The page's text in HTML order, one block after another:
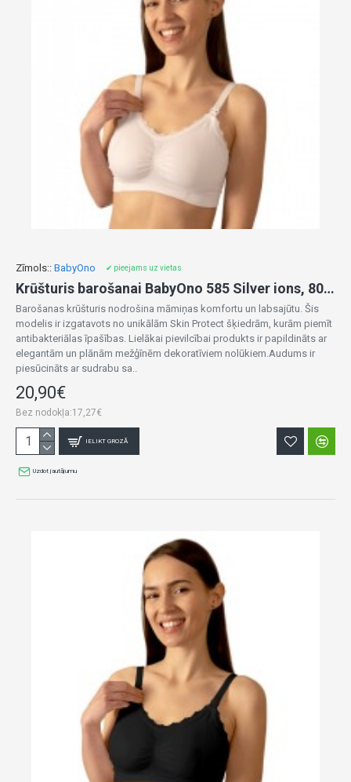
Zīmols:: BabyOno ✔ pieejams uz vietas
Krūšturis barošanai BabyOno 585 Silver ions, 80/85D white
Barošanas krūšturis nodrošina māmiņas komfortu un labsajūtu. Šis
modelis ir izgatavots no unikālām Skin Protect šķiedrām, kurām piemīt
antibakteriālas īpašības. Lielākai pievilcībai produkts ir papildināts ar
elegantām un plānām mežģīnēm dekoratīviem nolūkiem.Audums ir
piesūcināts ar sudrabu sa..
20,90€
Bez nodokļa:17,27€
IELIKT GROZĀ
Uzdot jautājumu